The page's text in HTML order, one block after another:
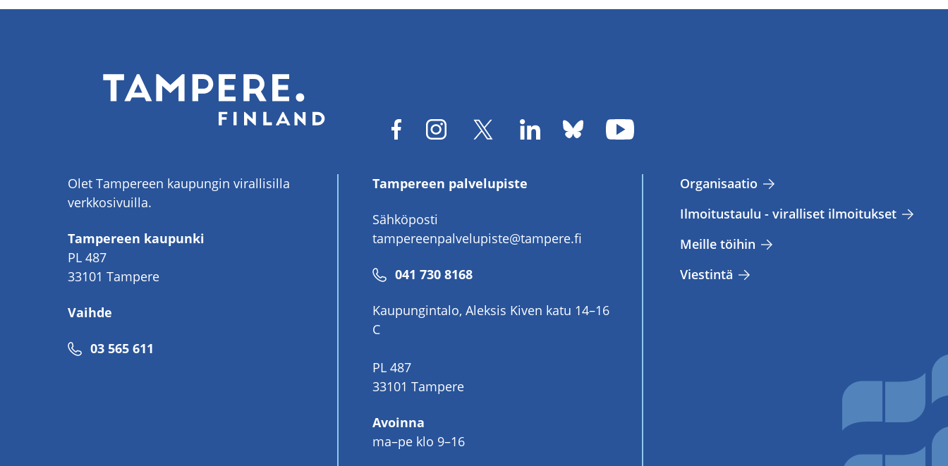
Olet Tampereen kaupungin virallisilla
verkkosivuilla.
Tampereen kaupunki
PL 487
33101 Tampere
Vaihde
Puhelinnumero
03 565 611
Tampereen palvelupiste
Sähköposti
tampereenpalvelupiste@tampere.fi
Puhelinnumero
041 730 8168
Kaupungintalo, Aleksis Kiven katu 14–16
C
PL 487
33101 Tampere
Avoinna
ma–pe klo 9–16
Or­ga­ni­saa­tio
Il­moi­tus­tau­lu - vi­ral­li­set il­moi­tuk­set
Meil­le töi­hin
Vies­tin­tä